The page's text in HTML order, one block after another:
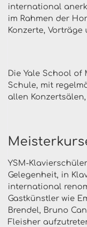
international
im Rahmen der
Konzerte,
Die Yale School
Schule, mit
allen
YSM-
Gelegenheit, in
international
Gastkünstler wie
Brendel, Bruno
Fleisher